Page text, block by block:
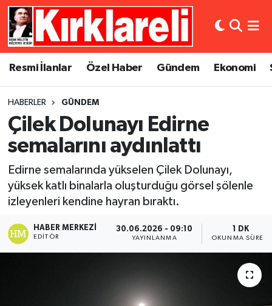
Resmi İlanlar Özel Haber Gündem Ekonomi
HABERLER GÜNDEM
Çilek Dolunayı Edirne
semalarını aydınlattı
Edirne semalarında yükselen Çilek Dolunayı,
yüksek katlı binalarla oluşturduğu görsel şölenle
izleyenleri kendine hayran bıraktı.
HABER MERKEZI
EDITÖR
30.06.2026 - 09:10
YAYINLANMA
1 DK
OKUNMA SÜRESI
Resmi İlanlar
Gündem
Ekonomi
Siyaset
Spor
Asayiş
Dünya
Eğitim
Kültür Sanat
Magazin
Medya
Künye
Gizlilik Sözleşmesi
Merkez Nöbetçi Eczaneler
Merkez Trafik Yoğunluk Haritası
Süper Lig Puan Durumu ve Fikstür
Tüm Manşetler
Son Dakika Haberleri
Haber Arşivi